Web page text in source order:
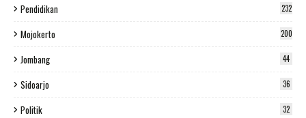
Pendidikan 232
Mojokerto 200
Jombang 44
Sidoarjo 36
Politik 32